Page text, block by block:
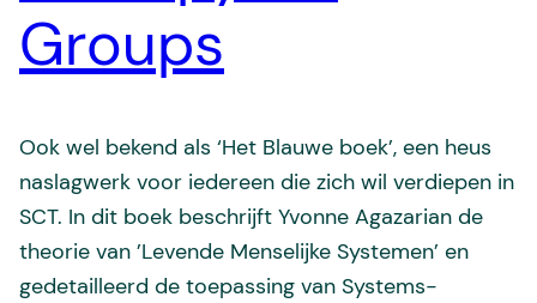
Groups
Ook wel bekend als ‘Het Blauwe boek’, een heus
naslagwerk voor iedereen die zich wil verdiepen in
SCT. In dit boek beschrijft Yvonne Agazarian de
theorie van ’Levende Menselijke Systemen’ en
gedetailleerd de toepassing van Systems-